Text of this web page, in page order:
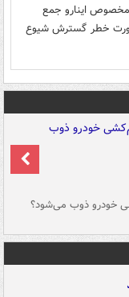
مخصوص اینارو جمع
خطر گسترش شیوع
خودرو ذوب می‌شود؟